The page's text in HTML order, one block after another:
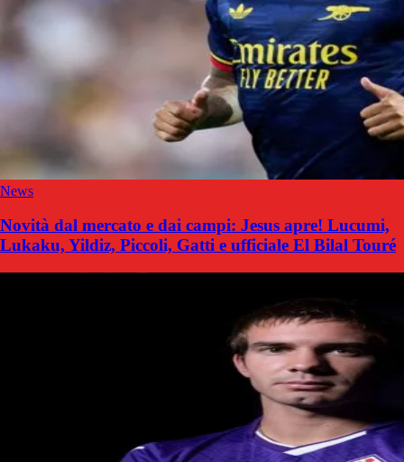
News
Novità dal mercato e dai campi: Jesus apre! Lucumi,
Lukaku, Yildiz, Piccoli, Gatti e ufficiale El Bilal Touré